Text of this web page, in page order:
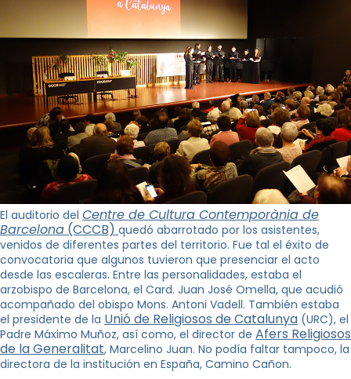
El auditorio del Centre de Cultura Contemporània de
Barcelona (CCCB) quedó abarrotado por los asistentes,
venidos de diferentes partes del territorio. Fue tal el éxito de
convocatoria que algunos tuvieron que presenciar el acto
desde las escaleras. Entre las personalidades, estaba el
arzobispo de Barcelona, ​​el Card. Juan José Omella, que acudió
acompañado del obispo Mons. Antoni Vadell. También estaba
el presidente de la Unió de Religiosos de Catalunya (URC), el
Padre Máximo Muñoz, así como, el director de Afers Religiosos
de la Generalitat, Marcelino Juan. No podía faltar tampoco, la
directora de la institución en España, Camino Cañon.